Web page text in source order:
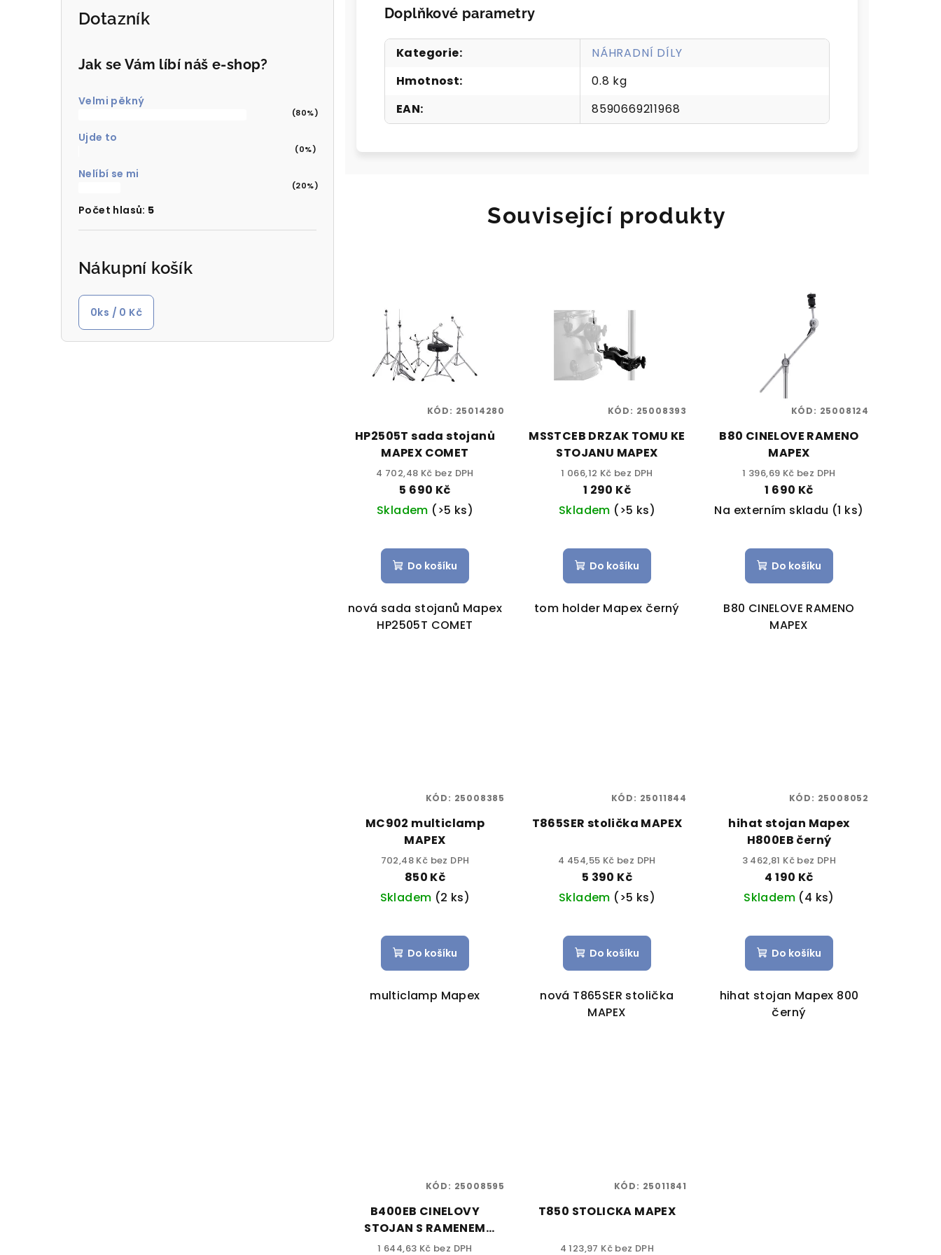
Dotazník
Jak se Vám líbí náš e-shop?
Velmi pěkný
(80%)
Ujde to
(0%)
Nelíbí se mi
(20%)
Počet hlasů: 5
Nákupní košík
0ks / 0 Kč
Doplňkové parametry
Kategorie:
NÁHRADNÍ DÍLY
Hmotnost:
0.8 kg
EAN: 8590669211968
Související produkty
HP2505T sada stojanů
MAPEX COMET
4 702,48 Kč bez DPH
5 690 Kč
Skladem (>5 ks)
Do košíku
nová sada stojanů Mapex
HP2505T COMET
KÓD: 25014280
MSSTCEB DRZAK TOMU KE
STOJANU MAPEX
1 066,12 Kč bez DPH
1 290 Kč
Skladem (>5 ks)
Do košíku
tom holder Mapex černý
KÓD: 25008393
B80 CINELOVE RAMENO
MAPEX
1 396,69 Kč bez DPH
1 690 Kč
Na externím skladu (1 ks)
Do košíku
B80 CINELOVE RAMENO
MAPEX
KÓD: 25008124
MC902 multiclamp
MAPEX
702,48 Kč bez DPH
850 Kč
Skladem (2 ks)
Do košíku
multiclamp Mapex
KÓD: 25008385
T865SER stolička MAPEX
4 454,55 Kč bez DPH
5 390 Kč
Skladem (>5 ks)
Do košíku
nová T865SER stolička
MAPEX
KÓD: 25011844
hihat stojan Mapex
H800EB černý
3 462,81 Kč bez DPH
4 190 Kč
Skladem (4 ks)
Do košíku
hihat stojan Mapex 800
černý
KÓD: 25008052
B400EB CINELOVY
STOJAN S RAMENEM
MAPEX
1 644,63 Kč bez DPH
KÓD: 25008595
T850 STOLICKA MAPEX
4 123,97 Kč bez DPH
KÓD: 25011841